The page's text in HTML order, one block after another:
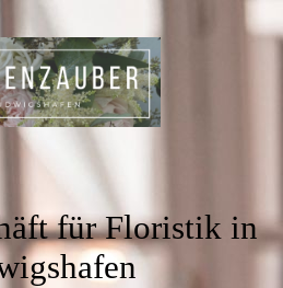
für Floristik in